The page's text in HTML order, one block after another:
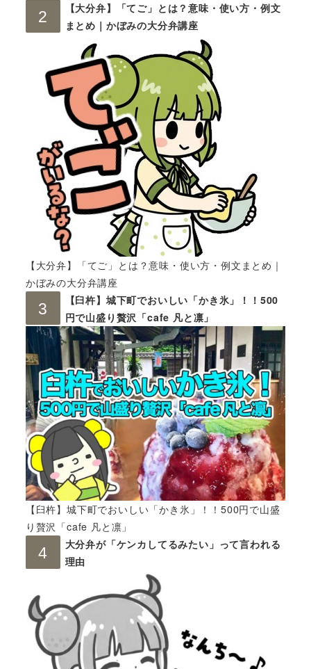
【大分弁】「てご」とは？意味・使い方・例文
まとめ｜かぼみの大分弁講座
【大分弁】「てご」とは？意味・使い方・例文まとめ｜
かぼみの大分弁講座
【臼杵】城下町でおいしい「かき氷」！！500
円で山盛り贅沢「cafe 凡と凛」
【臼杵】城下町でおいしい「かき氷」！！500円で山盛
り贅沢「cafe 凡と凛」
大分弁が「ケンカしてるみたい」って言われる
理由